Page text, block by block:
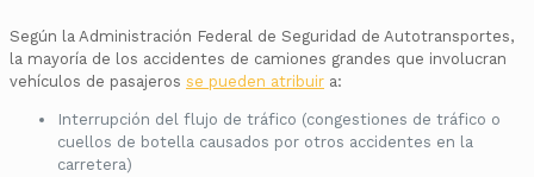
Según la Administración Federal de Seguridad de Autotransportes,
la mayoría de los accidentes de camiones grandes que involucran
vehículos de pasajeros se pueden atribuir a:
Interrupción del flujo de tráfico (congestiones de tráfico o
cuellos de botella causados por otros accidentes en la
carretera)